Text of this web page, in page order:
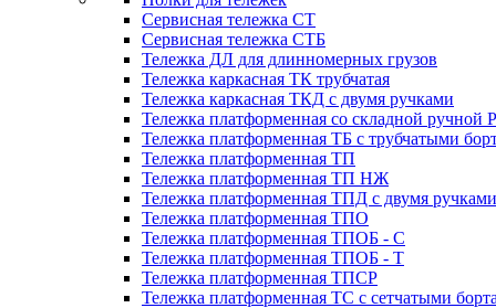
Сервисная тележка СТ
Сервисная тележка СТБ
Тележка ДЛ для длинномерных грузов
Тележка каркасная ТК трубчатая
Тележка каркасная ТКД с двумя ручками
Тележка платформенная со складной ручной
Тележка платформенная ТБ с трубчатыми
Тележка платформенная ТП
Тележка платформенная ТП НЖ
Тележка платформенная ТПД с двумя ручками
Тележка платформенная ТПО
Тележка платформенная ТПОБ - С
Тележка платформенная ТПОБ - Т
Тележка платформенная ТПСР
Тележка платформенная ТС с сетчатыми